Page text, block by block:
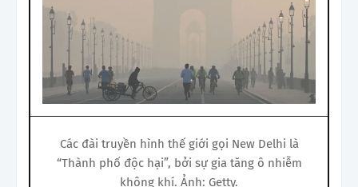
Các đài truyền hình thế giới gọi New Delhi là
“Thành phố độc hại”, bởi sự gia tăng ô nhiễm
không khí. Ảnh: Getty.